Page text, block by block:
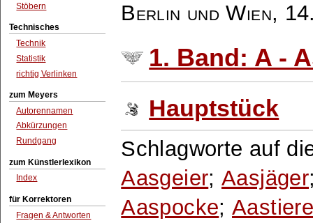
Stöbern
Technisches
Technik
Statistik
richtig Verlinken
zum Meyers
Autorennamen
Abkürzungen
Rundgang
zum Künstlerlexikon
Index
für Korrektoren
Fragen & Antworten
Berlin und Wien,
1. Band: A -
Hauptstück
Schlagworte auf
Aasgeier; Aasjäger
Aaspocke;